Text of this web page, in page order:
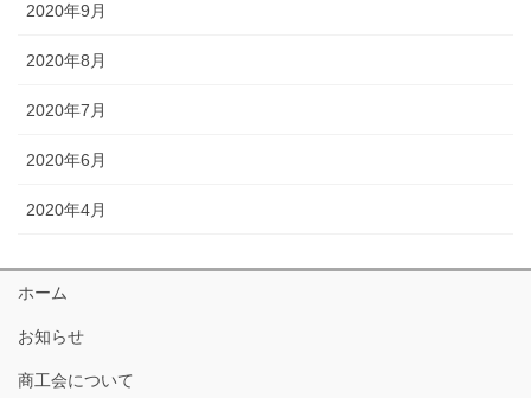
2020年9月
2020年8月
2020年7月
2020年6月
2020年4月
ホーム
お知らせ
商工会について